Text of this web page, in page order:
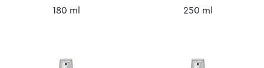
180 ml 250 ml